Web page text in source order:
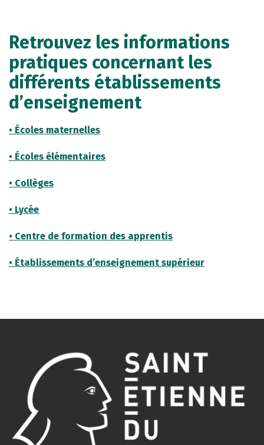
Retrouvez les informations
pratiques concernant les
différents établissements
d’enseignement
• Écoles maternelles
• Écoles élémentaires
• Collèges
• Lycée
• Centre de formation des apprentis
• Établissements d’enseignement supérieur